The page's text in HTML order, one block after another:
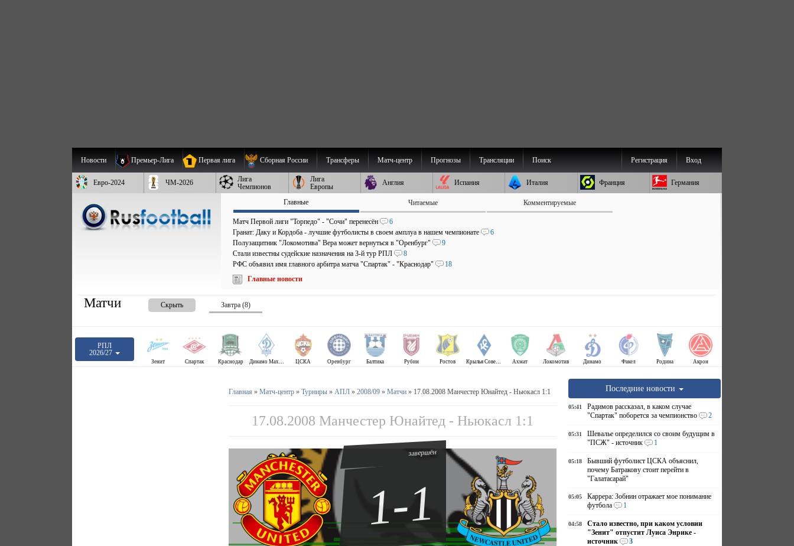
Новости Премьер-Лига Первая лига Сборная России Трансферы Матч-центр Прогнозы Трансляции Поиск Вход
Регистрация
Евро-2024 ЧМ-2026
Лига
Чемпионов
Лига
Европы
Англия Испания Италия Франция Германия
Главные Читаемые Комментируемые
Матч Первой лиги "Торпедо" - "Сочи" перенесён
6
Гранат: Даку и Кордоба - лучшие футболисты в своем амплуа в нашем чемпионате
6
Полузащитник "Локомотива" Вера может вернуться в "Оренбург"
9
Стали известны судейские назначения на 3-й тур РПЛ
8
РФС объявил имя главного арбитра матча "Спартак" - "Краснодар"
18
Главные новости
Матчи Скрыть Завтра (8)
РПЛ
2026/27
Зенит Спартак Краснодар Динамо Махачкала ЦСКА Оренбург Балтика Рубин Ростов Крылья Советов Ахмат Локомотив Динамо Факел Родина Акрон
Главная » Матч-центр» Турниры» АПЛ» 2008/09» Матчи» 17.08.2008 Манчестер Юнайтед - Ньюкасл 1:1
17.08.2008 Манчестер Юнайтед - Ньюкасл 1:1
завершён
1-1
Последние новости
05:41
Радимов рассказал, в каком случае
"Спартак" поборется за чемпионство
2
05:31
Шевалье определился со своим будущим в
"ПСЖ" - источник
1
05:18
Бывший футболист ЦСКА объяснил,
почему Батракову стоит перейти в
"Галатасарай"
05:05
Каррера: Зобнин отражает мое понимание
футбола
1
04:58
Стало известно, при каком условии
"Зенит" отпустит Луиса Энрике -
источник
3